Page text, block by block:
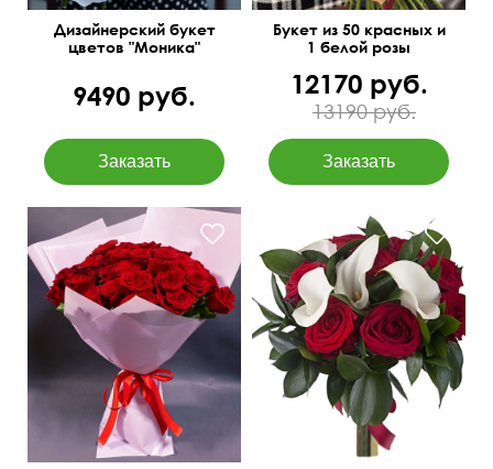
Дизайнерский букет
цветов "Моника"
9490 руб.
Букет из 50 красных и
1 белой розы
12170 руб.
13190 руб.
60 см 60 см
Открытка бесплатно
50 см
30 см